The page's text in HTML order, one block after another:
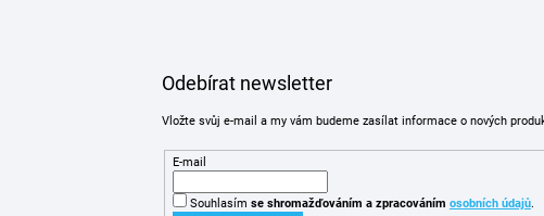
Odebírat newsletter
Vložte svůj e-mail a my vám budeme zasílat informace o nových
E-mail
Souhlasím se shromažďováním a zpracováním osobních údajů.